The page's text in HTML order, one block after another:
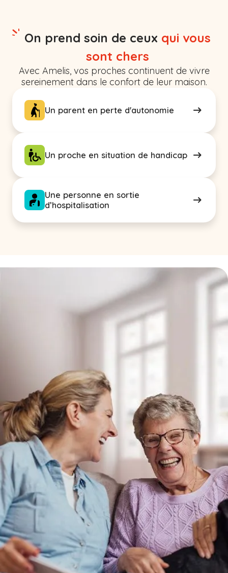
On prend soin de ceux qui vous
sont chers
Avec Amelis, vos proches continuent de vivre
sereinement dans le confort de leur maison.
Un parent en perte d'autonomie
Un proche en situation de handicap
Une personne en sortie
d’hospitalisation